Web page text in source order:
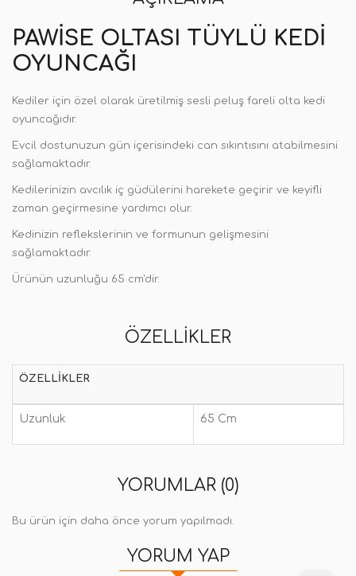
PAWISE OLTASI TÜYLÜ KEDI
OYUNCAĞI
Kediler için özel olarak üretilmiş sesli peluş fareli olta kedi
oyuncağıdır.
Evcil dostunuzun gün içerisindeki can sıkıntısını atabilmesini
sağlamaktadır.
Kedilerinizin avcılık iç güdülerini harekete geçirir ve keyifli
zaman geçirmesine yardımcı olur.
Kedinizin reflekslerinin ve formunun gelişmesini
sağlamaktadır.
Ürünün uzunluğu 65 cm'dir.
ÖZELLIKLER
ÖZELLIKLER
Uzunluk 65 Cm
YORUMLAR (0)
Bu ürün için daha önce yorum yapılmadı.
YORUM YAP